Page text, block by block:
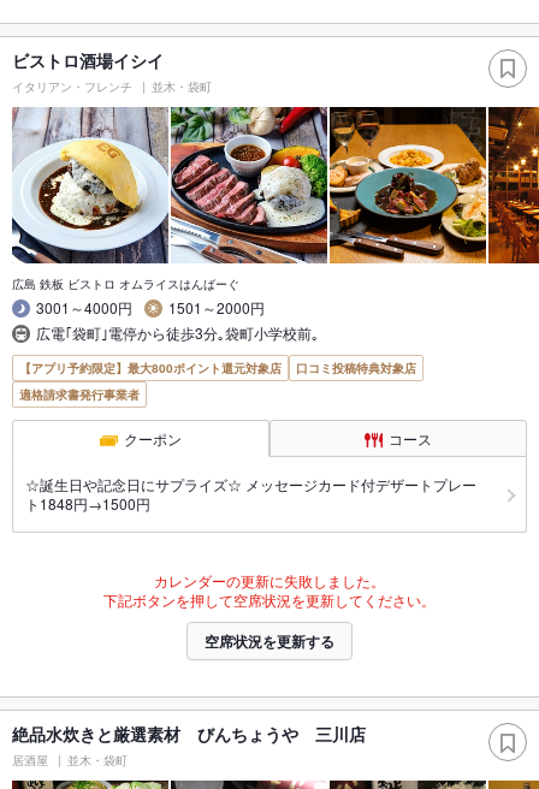
ビストロ酒場イシイ
イタリアン・フレンチ 並木・袋町
広島 鉄板 ビストロ オムライスはんばーぐ
3001～4000円
1501～2000円
広電｢袋町｣電停から徒歩3分｡袋町小学校前｡
【アプリ予約限定】最大800ポイント還元対象店
口コミ投稿特典対象店
適格請求書発行事業者
クーポン コース
☆誕生日や記念日にサプライズ☆ メッセージカード付デザートプレー
ト1848円→1500円
カレンダーの更新に失敗しました。
下記ボタンを押して空席状況を更新してください。
空席状況を更新する
絶品水炊きと厳選素材 びんちょうや 三川店
居酒屋 並木・袋町